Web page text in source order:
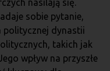
nasilają się.
sobie pytanie,
politycznej dynastii
takich jak
wpływ na przyszłe